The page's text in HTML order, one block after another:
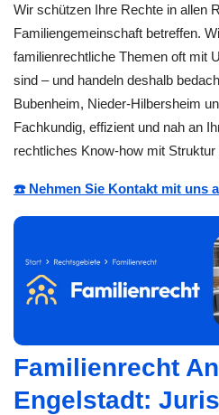
Wir schützen Ihre Rechte in allen
Familiengemeinschaft betreffen.
familienrechtliche Themen oft mit
sind – und handeln deshalb
Bubenheim, Nieder-Hilbersheim
Fachkundig, effizient und nah an
rechtliches Know-how mit
☎️ Nehmen Sie Kontakt mit uns
Familienrecht
Engelstadt: